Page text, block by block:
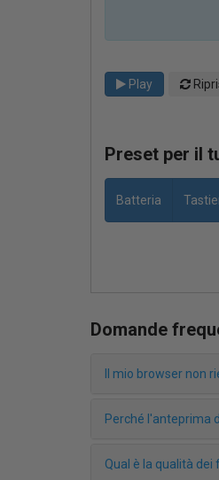
Play
Preset per il
Batteria
Domande
Il mio browser non
Perché l'anteprima
Qual è la qualità